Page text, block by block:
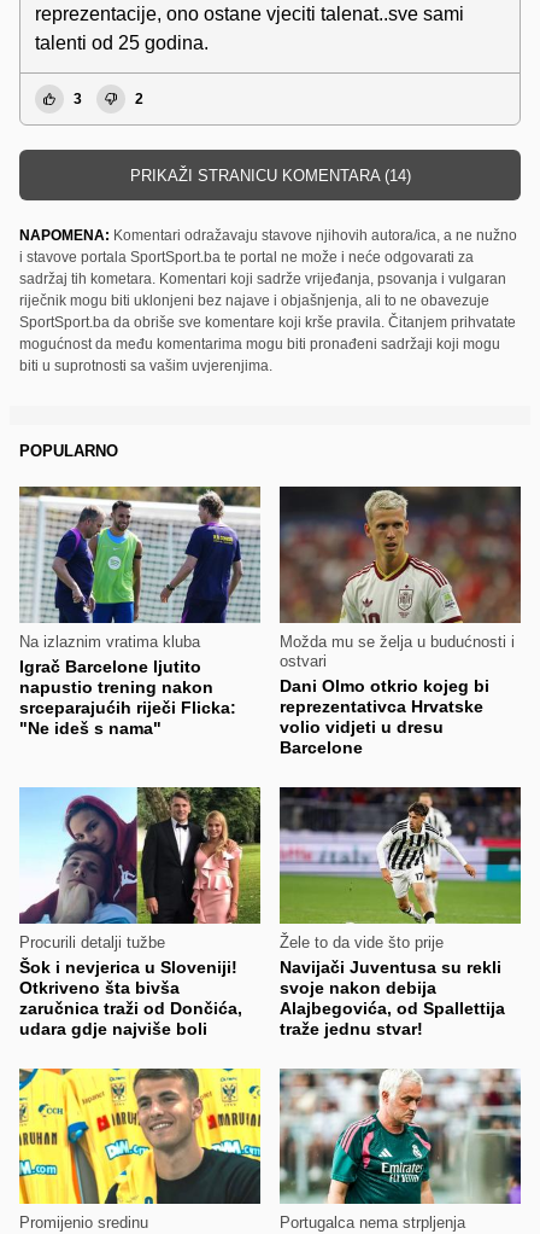
reprezentacije, ono ostane vjeciti talenat..sve sami
talenti od 25 godina.
3 2
PRIKAŽI STRANICU KOMENTARA (14)
NAPOMENA: Komentari odražavaju stavove njihovih autora/ica, a ne nužno
i stavove portala SportSport.ba te portal ne može i neće odgovarati za
sadržaj tih kometara. Komentari koji sadrže vrijeđanja, psovanja i vulgaran
riječnik mogu biti uklonjeni bez najave i objašnjenja, ali to ne obavezuje
SportSport.ba da obriše sve komentare koji krše pravila. Čitanjem prihvatate
mogućnost da među komentarima mogu biti pronađeni sadržaji koji mogu
biti u suprotnosti sa vašim uvjerenjima.
POPULARNO
Na izlaznim vratima kluba
Igrač Barcelone ljutito
napustio trening nakon
srceparajućih riječi Flicka:
"Ne ideš s nama"
Možda mu se želja u budućnosti i
ostvari
Dani Olmo otkrio kojeg bi
reprezentativca Hrvatske
volio vidjeti u dresu
Barcelone
Procurili detalji tužbe
Šok i nevjerica u Sloveniji!
Otkriveno šta bivša
zaručnica traži od Dončića,
udara gdje najviše boli
Žele to da vide što prije
Navijači Juventusa su rekli
svoje nakon debija
Alajbegovića, od Spallettija
traže jednu stvar!
Promijenio sredinu Portugalca nema strpljenja